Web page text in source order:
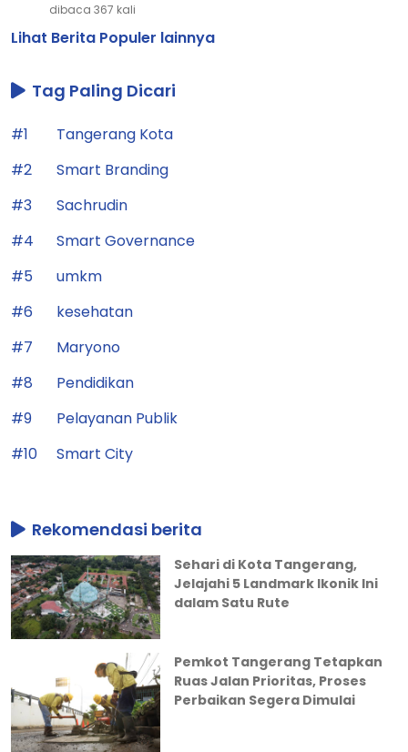
dibaca 367 kali
Lihat Berita Populer lainnya
Tag Paling Dicari
#1
Tangerang Kota
#2
Smart Branding
#3
Sachrudin
#4
Smart Governance
#5
umkm
#6
kesehatan
#7
Maryono
#8
Pendidikan
#9
Pelayanan Publik
#10
Smart City
Rekomendasi berita
Sehari di Kota Tangerang,
Jelajahi 5 Landmark Ikonik Ini
dalam Satu Rute
Pemkot Tangerang Tetapkan
Ruas Jalan Prioritas, Proses
Perbaikan Segera Dimulai